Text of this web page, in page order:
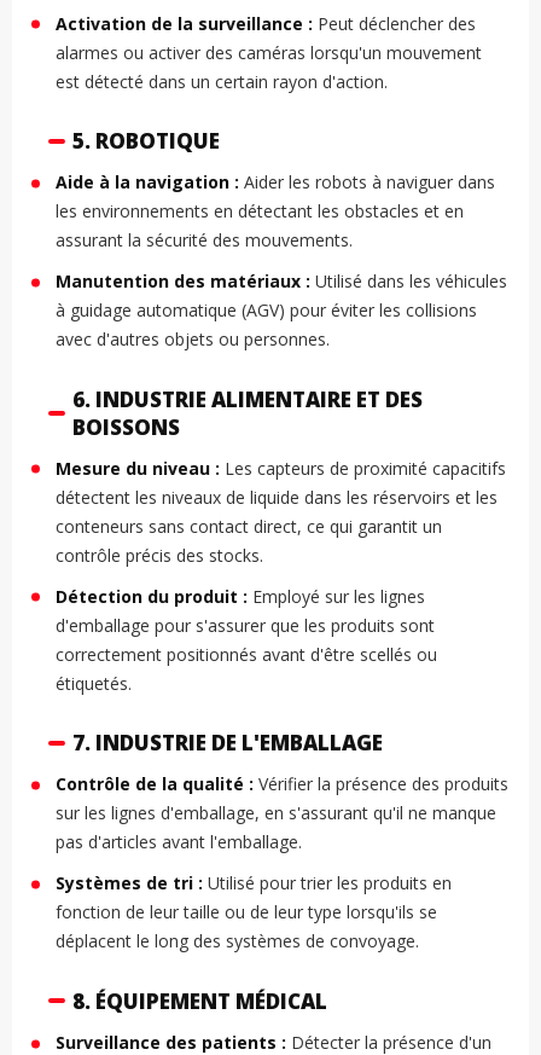
Activation de la surveillance : Peut déclencher des
alarmes ou activer des caméras lorsqu'un mouvement
est détecté dans un certain rayon d'action.
5. ROBOTIQUE
Aide à la navigation : Aider les robots à naviguer dans
les environnements en détectant les obstacles et en
assurant la sécurité des mouvements.
Manutention des matériaux : Utilisé dans les véhicules
à guidage automatique (AGV) pour éviter les collisions
avec d'autres objets ou personnes.
6. INDUSTRIE ALIMENTAIRE ET DES
BOISSONS
Mesure du niveau : Les capteurs de proximité capacitifs
détectent les niveaux de liquide dans les réservoirs et les
conteneurs sans contact direct, ce qui garantit un
contrôle précis des stocks.
Détection du produit : Employé sur les lignes
d'emballage pour s'assurer que les produits sont
correctement positionnés avant d'être scellés ou
étiquetés.
7. INDUSTRIE DE L'EMBALLAGE
Contrôle de la qualité : Vérifier la présence des produits
sur les lignes d'emballage, en s'assurant qu'il ne manque
pas d'articles avant l'emballage.
Systèmes de tri : Utilisé pour trier les produits en
fonction de leur taille ou de leur type lorsqu'ils se
déplacent le long des systèmes de convoyage.
8. ÉQUIPEMENT MÉDICAL
Surveillance des patients : Détecter la présence d'un